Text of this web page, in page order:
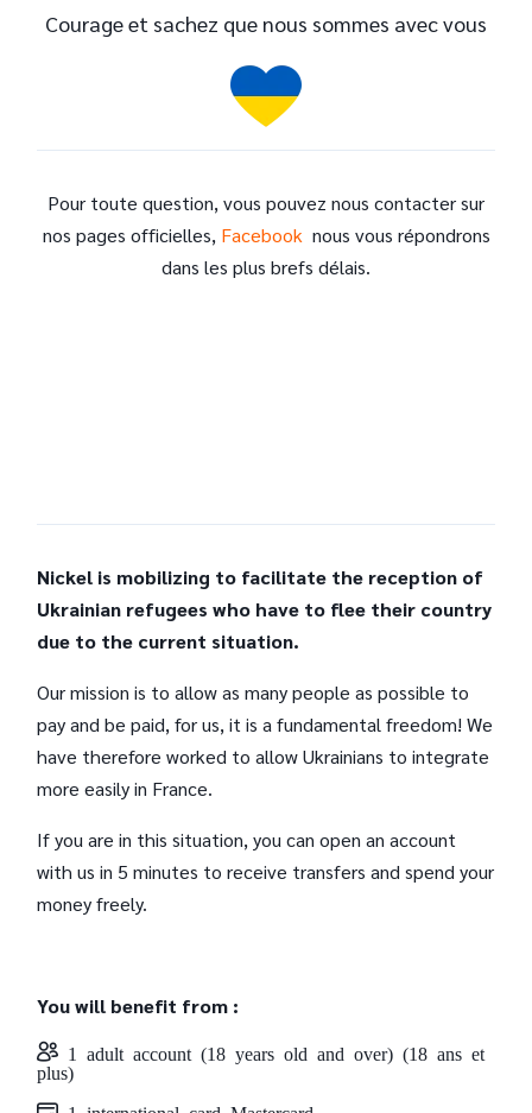
Courage et sachez que nous sommes avec vous
Pour toute question, vous pouvez nous contacter sur
nos pages officielles, Facebook nous vous répondrons
dans les plus brefs délais.
Nickel is mobilizing to facilitate the reception of
Ukrainian refugees who have to flee their country
due to the current situation.
Our mission is to allow as many people as possible to
pay and be paid, for us, it is a fundamental freedom! We
have therefore worked to allow Ukrainians to integrate
more easily in France.
If you are in this situation, you can open an account
with us in 5 minutes to receive transfers and spend your
money freely.
You will benefit from :
1 adult account (18 years old and over) (18 ans et
plus)